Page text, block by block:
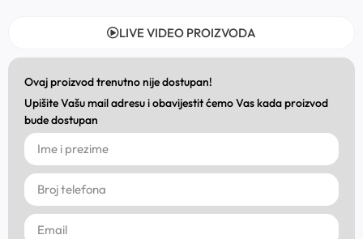
LIVE VIDEO PROIZVODA
Ovaj proizvod trenutno nije dostupan!
Upišite Vašu mail adresu i obavijestit ćemo Vas kada proizvod
bude dostupan